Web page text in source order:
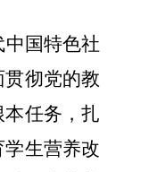
中国特色社
彻党的教
任务，扎
生营养改